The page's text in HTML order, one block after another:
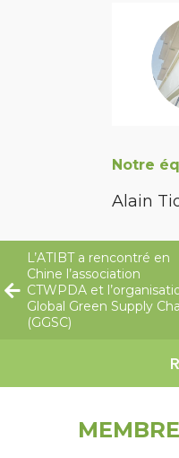
Notre
Alain
L’ATIBT a rencontré en
Chine l’association
CTWPDA et
Global Green Supply
(GGSC)